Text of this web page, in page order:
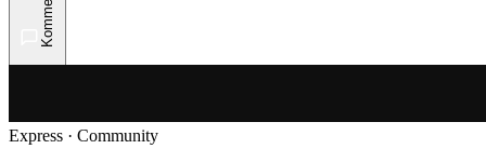
Express · Community